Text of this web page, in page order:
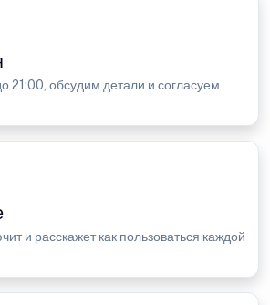
21:00, обсудим детали и согласуем
и расскажет как пользоваться каждой